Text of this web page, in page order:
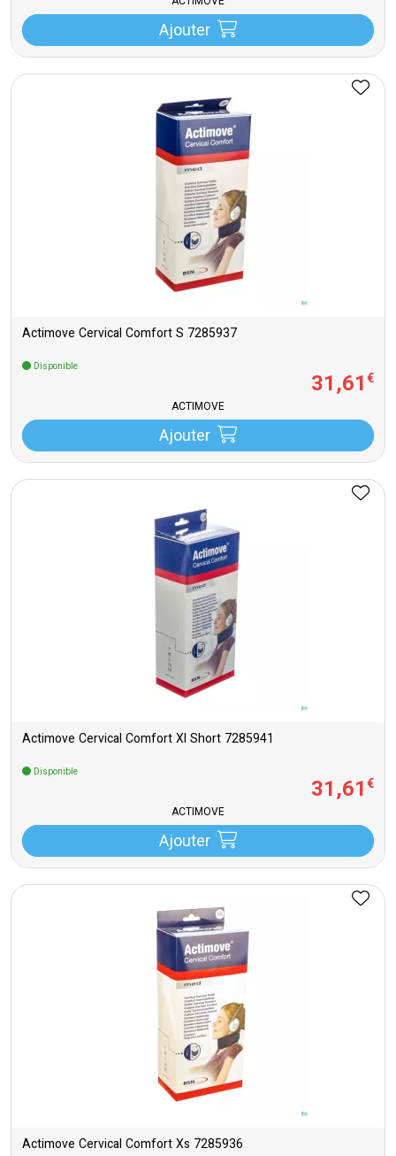
Ajouter
Actimove Cervical Comfort S 7285937
Disponible
31,61€
ACTIMOVE
Ajouter
Actimove Cervical Comfort Xl Short 7285941
Disponible
31,61€
ACTIMOVE
Ajouter
Actimove Cervical Comfort Xs 7285936